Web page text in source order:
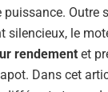
puissance. Outre
silencieux, le
rendement et
Dans cet